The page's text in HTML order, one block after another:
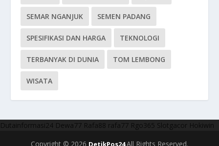
SEMAR NGANJUK SEMEN PADANG
SPESIFIKASI DAN HARGA TEKNOLOGI
TERBANYAK DI DUNIA TOM LEMBONG
WISATA
Dutainformasi24 Dewa77 Rafa88 rafa77 Rgo365 Slotgacor Hokiwin
Copyright © 2026 DetikPos24All Rights Reserved.